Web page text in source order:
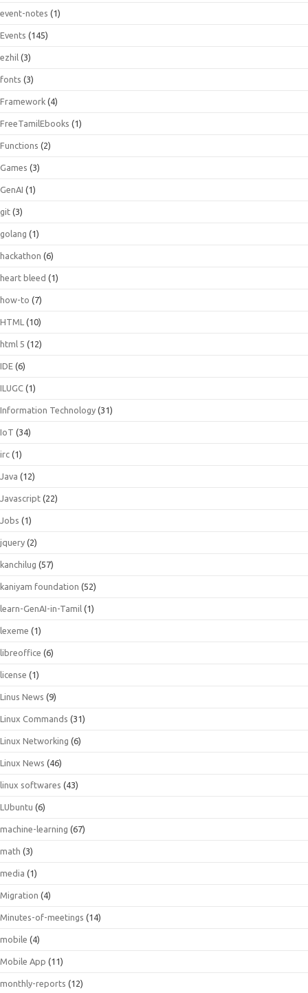
event-notes (1)
Events (145)
ezhil (3)
fonts (3)
Framework (4)
FreeTamilEbooks (1)
Functions (2)
Games (3)
GenAI (1)
git (3)
golang (1)
hackathon (6)
heart bleed (1)
how-to (7)
HTML (10)
html 5 (12)
IDE (6)
ILUGC (1)
Information Technology (31)
IoT (34)
irc (1)
Java (12)
Javascript (22)
Jobs (1)
jquery (2)
kanchilug (57)
kaniyam foundation (52)
learn-GenAI-in-Tamil (1)
lexeme (1)
libreoffice (6)
license (1)
Linus News (9)
Linux Commands (31)
Linux Networking (6)
Linux News (46)
linux softwares (43)
LUbuntu (6)
machine-learning (67)
math (3)
media (1)
Migration (4)
Minutes-of-meetings (14)
mobile (4)
Mobile App (11)
monthly-reports (12)